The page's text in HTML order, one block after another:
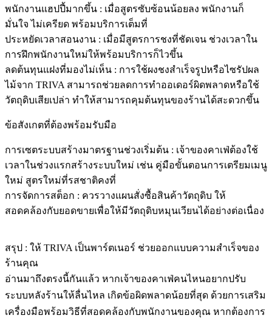
พนักงานแฮปปี้มากขึ้น : เมื่อสูตรซับซ้อนน้อยลง พนักงานก็
มั่นใจ ไม่เครียด พร้อมบริการเต็มที่
ประหยัดเวลาสอนงาน : เมื่อมีสูตรการชงที่ชัดเจน ช่วงเวลาใน
การฝึกพนักงานใหม่ให้พร้อมบริการก็ไวขึ้น
ลดต้นทุนแฝงที่มองไม่เห็น : การใช้ผงชงสำเร็จรูปหรือไซรัปผล
ไม้จาก TRIVA สามารถช่วยลดการทำออเดอร์ผิดพลาดหรือใช้
วัตถุดิบเสียเปล่า ทำให้สามารถคุมต้นทุนของร้านได้สะดวกขึ้น
ข้อสังเกตที่ต้องพร้อมรับมือ
การเซตระบบสร้างมาตรฐานช่วงเริ่มต้น : เจ้าของคาเฟ่ต้องใช้
เวลาในช่วงแรกสร้างระบบใหม่ เช่น คู่มือขั้นตอนการเตรียมเมนู
ใหม่ สูตรใหม่ที่รสชาติคงที่
การจัดการสต็อก : ควรวางแผนสั่งซื้อสินค้าวัตถุดิบ ให้
สอดคล้องกับยอดขายเพื่อให้มีวัตถุดิบหมุนเวียนได้อย่างต่อเนื่อง
สรุป : ให้ TRIVA เป็นพาร์ตเนอร์ ช่วยออกแบบความสำเร็จของ
ร้านคุณ
อ่านมาถึงตรงนี้กันแล้ว หากเจ้าของคาเฟ่คนไหนอยากปรับ
ระบบหลังร้านให้ลื่นไหล เกิดข้อผิดพลาดน้อยที่สุด ด้วยการเสริม
เครื่องมือพร้อมวิธีที่สอดคล้องกับพนักงานของคุณ หากต้องการ